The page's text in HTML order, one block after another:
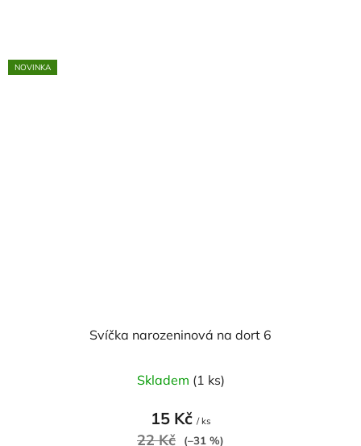
NOVINKA
Svíčka narozeninová na dort 6
Skladem (1 ks)
15 Kč / ks
22 Kč (–31 %)